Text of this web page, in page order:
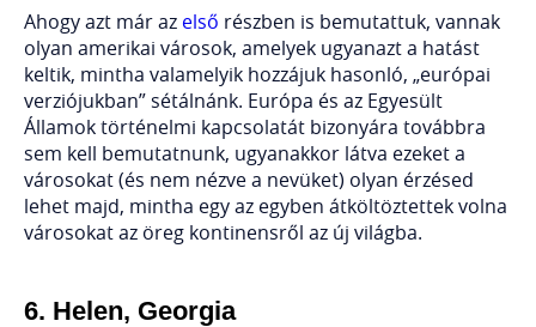
UTAK
HÍRLEVÉL
BLOG
RÓLUNK
KÉPEK
Ahogy azt már az első részben is bemutattuk, vannak
olyan amerikai városok, amelyek ugyanazt a hatást
keltik, mintha valamelyik hozzájuk hasonló, „európai
verziójukban” sétálnánk. Európa és az Egyesült
Államok történelmi kapcsolatát bizonyára továbbra
sem kell bemutatnunk, ugyanakkor látva ezeket a
városokat (és nem nézve a nevüket) olyan érzésed
lehet majd, mintha egy az egyben átköltöztettek volna
városokat az öreg kontinensről az új világba.
6. Helen, Georgia